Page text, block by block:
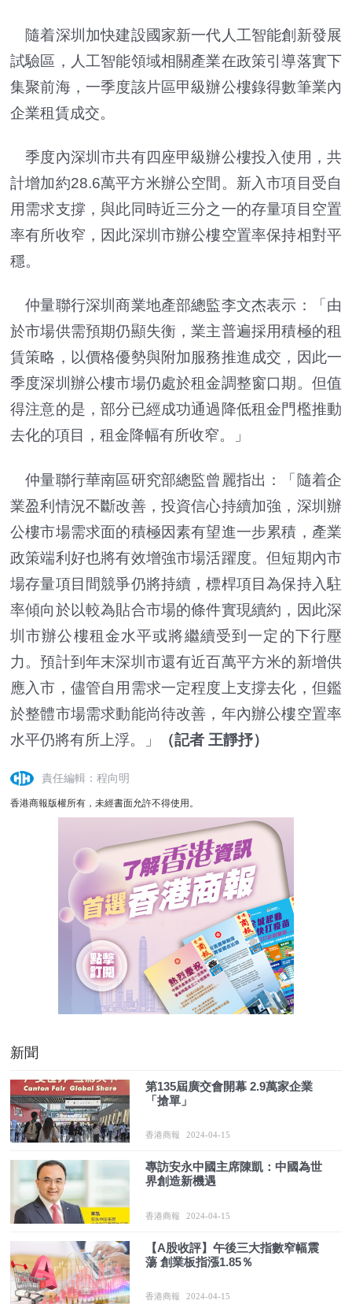
隨着深圳加快建設國家新一代人工智能創新發展
試驗區，人工智能領域相關產業在政策引導落實下
集聚前海，一季度該片區甲級辦公樓錄得數筆業內
企業租賃成交。
季度內深圳市共有四座甲級辦公樓投入使用，共
計增加約28.6萬平方米辦公空間。新入市項目受自
用需求支撐，與此同時近三分之一的存量項目空置
率有所收窄，因此深圳市辦公樓空置率保持相對平
穩。
仲量聯行深圳商業地產部總監李文杰表示：「由
於市場供需預期仍顯失衡，業主普遍採用積極的租
賃策略，以價格優勢與附加服務推進成交，因此一
季度深圳辦公樓市場仍處於租金調整窗口期。但值
得注意的是，部分已經成功通過降低租金門檻推動
去化的項目，租金降幅有所收窄。」
仲量聯行華南區研究部總監曾麗指出：「隨着企
業盈利情況不斷改善，投資信心持續加強，深圳辦
公樓市場需求面的積極因素有望進一步累積，產業
政策端利好也將有效增強市場活躍度。但短期內市
場存量項目間競爭仍將持續，標桿項目為保持入駐
率傾向於以較為貼合市場的條件實現續約，因此深
圳市辦公樓租金水平或將繼續受到一定的下行壓
力。預計到年末深圳市還有近百萬平方米的新增供
應入市，儘管自用需求一定程度上支撐去化，但鑑
於整體市場需求動能尚待改善，年內辦公樓空置率
水平仍將有所上浮。」
（記者 王靜抒）
責任編輯：程向明
香港商報版權所有，未經書面允許不得使用。
新聞
第135屆廣交會開幕 2.9萬家企業
「搶單」
香港商報 2024-04-15
專訪安永中國主席陳凱：中國為世
界創造新機遇
香港商報 2024-04-15
【A股收評】午後三大指數窄幅震
蕩 創業板指漲1.85％
香港商報 2024-04-15